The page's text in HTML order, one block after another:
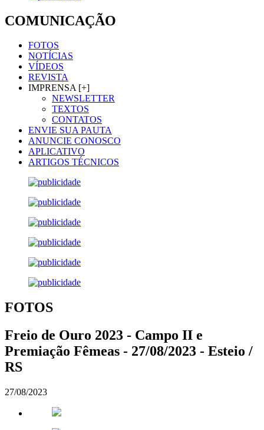
COMUNICAÇÃO
FOTOS
NOTÍCIAS
VÍDEOS
REVISTA
IMPRENSA [+]
NEWSLETTER
TEXTOS
CONTATOS
ENVIE SUA PAUTA
ANUNCIE CONOSCO
APLICATIVO
ARTIGOS TÉCNICOS
FOTOS
Freio de Ouro 2023 - Campo II e
Premiação Fêmeas - 27/08/2023 - Esteio /
RS
27/08/2023